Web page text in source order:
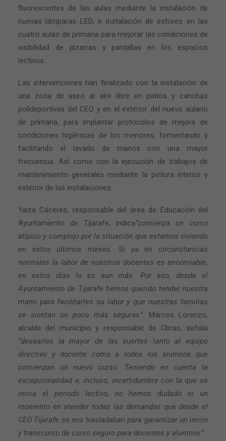
fluorescentes de las aulas mediante la instalación de
nuevas lámparas LED; e instalación de estores en las
cuatro aulas de primaria para mejorar las condiciones de
visibilidad de pizarras y pantallas en los espacios
lectivos.
Las intervenciones han finalizado con la instalación de
una zona de aseo al aire libre en patios y canchas
polideportivas del CEO y en el exterior del nuevo aulario
de primaria, para implantar protocolos de mejora de
condiciones higiénicas de los menores, fomentando y
facilitando el lavado de manos con una mayor
frecuencia. Así como con la ejecución de trabajos de
mantenimiento generales mediante la pintura interior y
exterior de las instalaciones.
Yaiza Cáceres, responsable del área de Educación del
Ayuntamiento de Tijarafe, indica“comienza un curso
atípico y complejo por la situación que estamos viviendo
en estos últimos meses. Si ya en circunstancias
normales la labor de nuestros docentes es encomiable,
en estos días lo es aun más. Por eso, desde el
Ayuntamiento de Tijarafe hemos querido tender nuestra
mano para facilitarles su labor y que nuestras familias
se sientan un poco más seguras”. Marcos Lorenzo,
alcalde del municipio y responsable de Obras, señala
“desearles la mayor de las suertes tanto al equipo
directivo y docente como a todos los alumnos que
comienzan un nuevo curso. Teniendo en cuenta la
excepcionalidad e, incluso, incertidumbre con la que se
inicia el periodo lectivo, no hemos dudado ni un
momento en atender todas las demandas que desde el
CEO Tijarafe se nos trasladaban para garantizar un inicio
y transcurso de curso seguro para docentes y alumnos”.